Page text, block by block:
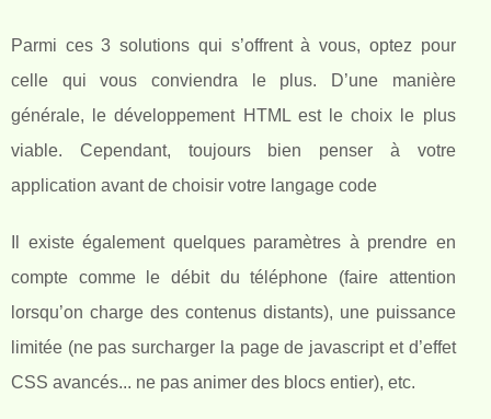
Parmi ces 3 solutions qui s’offrent à vous, optez pour
celle qui vous conviendra le plus. D’une manière
générale, le développement HTML est le choix le plus
viable. Cependant, toujours bien penser à votre
application avant de choisir votre langage code
Il existe également quelques paramètres à prendre en
compte comme le débit du téléphone (faire attention
lorsqu’on charge des contenus distants), une puissance
limitée (ne pas surcharger la page de javascript et d’effet
CSS avancés... ne pas animer des blocs entier), etc.